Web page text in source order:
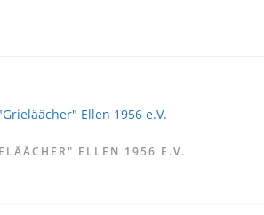
ELLEN 1956 E.V.